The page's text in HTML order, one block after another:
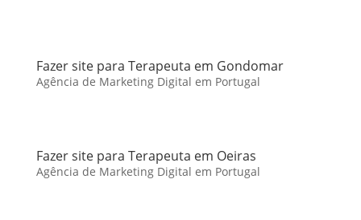
Fazer site para Terapeuta em Gondomar
Agência de Marketing Digital em Portugal
Fazer site para Terapeuta em Oeiras
Agência de Marketing Digital em Portugal